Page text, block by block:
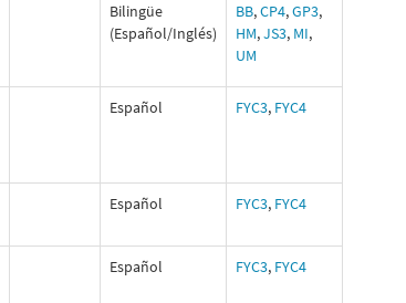
Bilingüe
(Español/Inglés)
BB,CP4,GP3,
HM,JS3, MI,
UM
Español FYC3, FYC4
Español FYC3, FYC4
Español FYC3, FYC4